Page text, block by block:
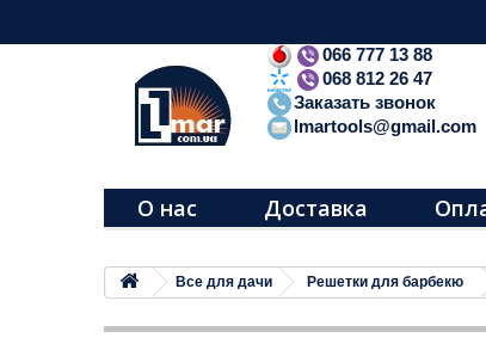
066 777 13 88
068 812 26 47
Заказать звонок
lmartools@gmail.com
О нас Доставка
Все для дачи Решетки для барбекю